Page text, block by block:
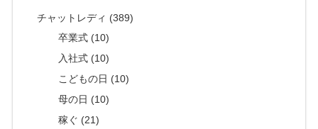
チャットレディ (389)
卒業式 (10)
入社式 (10)
こどもの日 (10)
母の日 (10)
稼ぐ (21)